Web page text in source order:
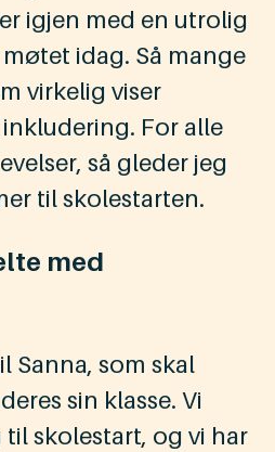
igjen med en utrolig
idag. Så mange
virkelig viser
For alle
så gleder jeg
til skolestarten.
med
Sanna, som skal
sin klasse. Vi
skolestart, og vi har